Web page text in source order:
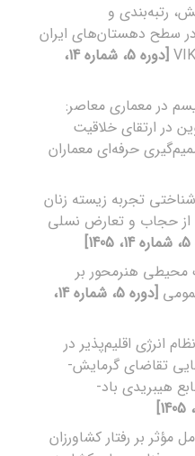
رتبه‌بندی و
سطح دهستان‌های ایران
[دوره 5، شماره 14،
در معماری معاصر:
در ارتقای خلاقیت
حرفه‌ای معماران
تجربه زیسته زنان
از حجاب و تعارض نسلی
محیطی هنرمحور بر
[دوره 5، شماره 14،
انرژی اقلیم‌پذیر در
تقاضای گرمایش-
هیبریدی باد-
مؤثر بر رفتار کشاورزان